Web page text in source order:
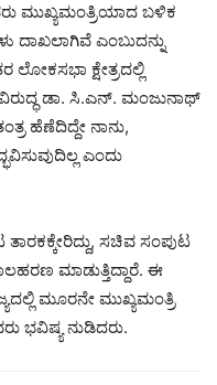
ಮುಖ್ಯಮಂತ್ರಿಯಾದ ಬಳಿಕ
ದಾಖಲಾಗಿವೆ ಎಂಬುದನ್ನು
ಲೋಕಸಭಾ ಕ್ಷೇತ್ರದಲ್ಲಿ
ಡಾ. ಸಿ.ಎನ್. ಮಂಜುನಾಥ್
ಹೆಣೆದಿದ್ದೇ ನಾನು,
ಎಂದು
ಸಚಿವ ಸಂಪುಟ
ಮಾಡುತ್ತಿದ್ದಾರೆ. ಈ
ಮೂರನೇ ಮುಖ್ಯಮಂತ್ರಿ
ಭವಿಷ್ಯ ನುಡಿದರು.